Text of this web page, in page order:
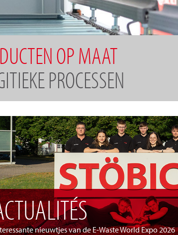
OP MAAT
PROCESSEN
nieuwtjes van de E-Waste World Expo 2026